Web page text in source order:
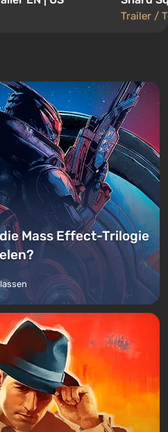
Trailer /
Mass Effect-Trilogie